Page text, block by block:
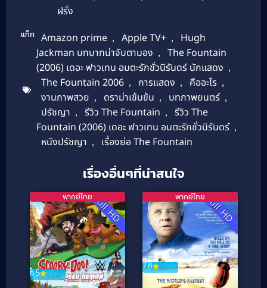
ฝรั่ง
แท็ก Amazon prime , Apple TV+ ,
Hugh
Jackman บทบาทน่าจับตามอง ,
The Fountain
(2006) เดอะ ฟาวเทน อมตะรักชั่วนิรันดร์ นักแสดง ,
The Fountain 2006 , การแสดง , คืออะไร ,
งานภาพสวย , ดราม่าเข้มข้น , บทภาพยนตร์ ,
ปรัชญา , รีวิว The Fountain ,
รีวิว The
Fountain (2006) เดอะ ฟาวเทน อมตะรักชั่วนิรันดร์ ,
หนังปรัชญา , เรื่องย่อ The Fountain
เรื่องอื่นๆที่น่าสนใจ
Full HD
6.5
พากย์ไทย Full HD
7.8
พากย์ไทย